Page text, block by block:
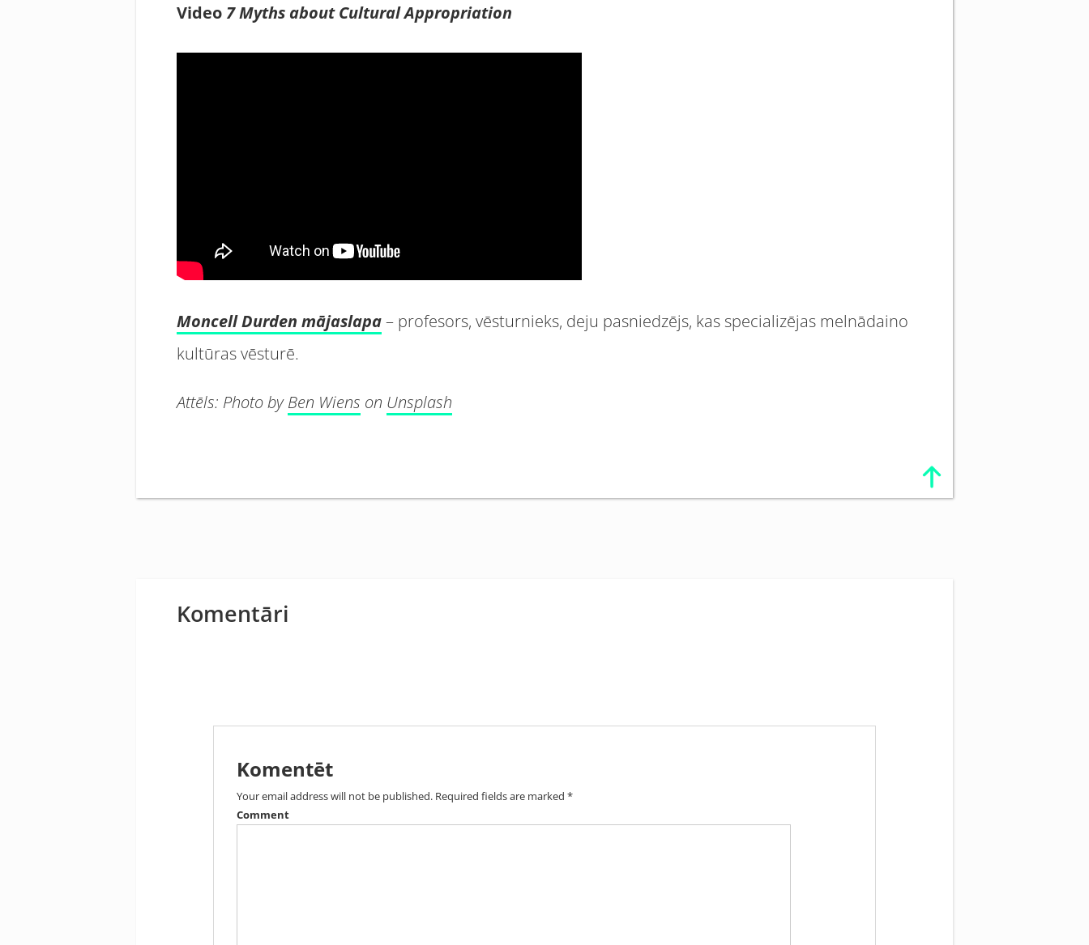
Video 7 Myths about Cultural Appropriation
Moncell Durden mājaslapa– profesors, vēsturnieks, deju pasniedzējs, kas specializējas melnādaino
kultūras vēsturē.
Attēls: Photo byBen Wiens on Unsplash
Komentāri
Komentēt
Your email address will not be published. Required fields are marked *
Comment